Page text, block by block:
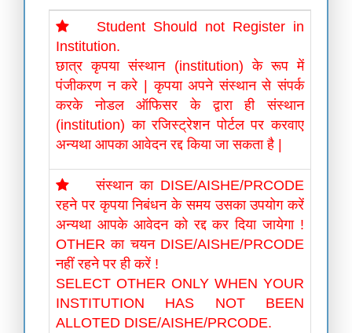
Student Should not Register in
Institution.
छात्र कृपया संस्थान (institution) के रूप में
पंजीकरण न करे | कृपया अपने संस्थान से संपर्क
करके नोडल ऑफिसर के द्वारा ही संस्थान
(institution) का रजिस्ट्रेशन पोर्टल पर करवाए
अन्यथा आपका आवेदन रद्द किया जा सकता है |
संस्थान का DISE/AISHE/PRCODE
रहने पर कृपया निबंधन के समय उसका उपयोग करें
अन्यथा आपके आवेदन को रद्द कर दिया जायेगा !
OTHER का चयन DISE/AISHE/PRCODE
नहीं रहने पर ही करें !
SELECT OTHER ONLY WHEN YOUR
INSTITUTION HAS NOT BEEN
ALLOTED DISE/AISHE/PRCODE.